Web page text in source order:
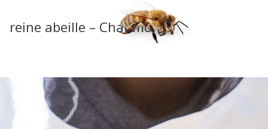
reine abeille – Chaumont